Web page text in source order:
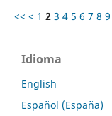
<< < 1 2 3 4 5 6 7 8 9
Idioma
English
Español (España)